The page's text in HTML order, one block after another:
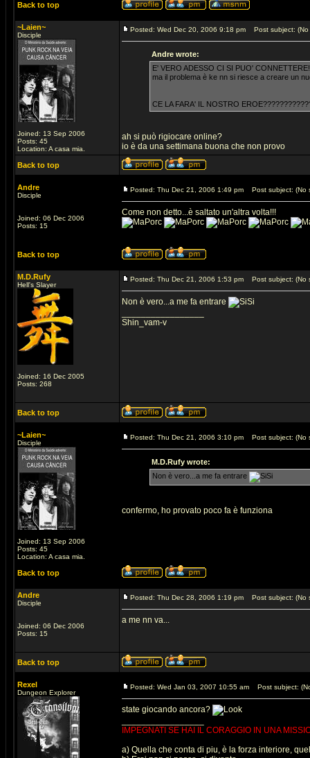
Back to top
~Laien~
Disciple
Joined: 13 Sep 2006
Posts: 45
Location: A casa mia.
Posted: Wed Dec 20, 2006 9:18 pm Post subject: (No
Andre wrote:
E' VERO ADESSO CI SI PUO'
ma il problema è ke nn si riesce a creare un
CE LA FARA' IL NOSTRO
ah si può rigiocare online?
io è da una settimana buona che non provo
Back to top
Andre
Disciple
Joined: 06 Dec 2006
Posts: 15
Posted: Thu Dec 21, 2006 1:49 pm Post subject: (No
Come non detto...è saltato un'altra volta!!!
Back to top
M.D.Rufy
Hell's Slayer
Joined: 16 Dec 2005
Posts: 268
Posted: Thu Dec 21, 2006 1:53 pm Post subject: (No
Non è vero...a me fa entrare
Shin_vam-v
Back to top
~Laien~
Disciple
Joined: 13 Sep 2006
Posts: 45
Location: A casa mia.
Posted: Thu Dec 21, 2006 3:10 pm Post subject: (No
M.D.Rufy wrote:
Non è vero...a me fa entrare
confermo, ho provato poco fa è funziona
Back to top
Andre
Disciple
Joined: 06 Dec 2006
Posts: 15
Posted: Thu Dec 28, 2006 1:19 pm Post subject: (No
a me nn va...
Back to top
Rexel
Dungeon Explorer
Posted: Wed Jan 03, 2007 10:55 am Post subject:
state giocando ancora?
IMPEGNATI SE HAI IL CORAGGIO IN UNA
a) Quella che conta di piu, è la forza interiore,